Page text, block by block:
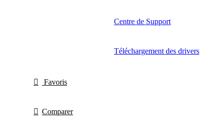
Centre de Support
Téléchargement des drivers
Favoris
Comparer